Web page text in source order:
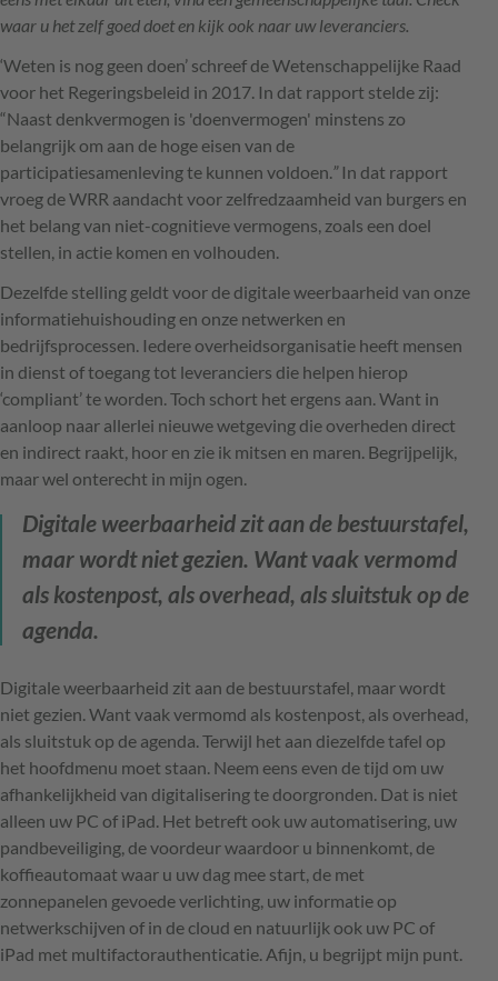
waar u het zelf goed doet en kijk ook naar uw leveranciers.
‘Weten is nog geen doen’ schreef de Wetenschappelijke Raad
voor het Regeringsbeleid in 2017. In dat rapport stelde zij:
“Naast denkvermogen is 'doenvermogen' minstens zo
belangrijk om aan de hoge eisen van de
participatiesamenleving te kunnen voldoen. ”In dat rapport
vroeg de WRR aandacht voor zelfredzaamheid van burgers en
het belang van niet-cognitieve vermogens, zoals een doel
stellen, in actie komen en volhouden.
Dezelfde stelling geldt voor de digitale weerbaarheid van onze
informatiehuishouding en onze netwerken en
bedrijfsprocessen. Iedere overheidsorganisatie heeft mensen
in dienst of toegang tot leveranciers die helpen hierop
‘compliant’ te worden. Toch schort het ergens aan. Want in
aanloop naar allerlei nieuwe wetgeving die overheden direct
en indirect raakt, hoor en zie ik mitsen en maren. Begrijpelijk,
maar wel onterecht in mijn ogen.
Digitale weerbaarheid zit aan de bestuurstafel,
maar wordt niet gezien. Want vaak vermomd
als kostenpost, als overhead, als sluitstuk op de
agenda.
Digitale weerbaarheid zit aan de bestuurstafel, maar wordt
niet gezien. Want vaak vermomd als kostenpost, als overhead,
als sluitstuk op de agenda. Terwijl het aan diezelfde tafel op
het hoofdmenu moet staan. Neem eens even de tijd om uw
afhankelijkheid van digitalisering te doorgronden. Dat is niet
alleen uw PC of iPad. Het betreft ook uw automatisering, uw
pandbeveiliging, de voordeur waardoor u binnenkomt, de
koffieautomaat waar u uw dag mee start, de met
zonnepanelen gevoede verlichting, uw informatie op
netwerkschijven of in de cloud en natuurlijk ook uw PC of
iPad met multifactorauthenticatie. Afijn, u begrijpt mijn punt.